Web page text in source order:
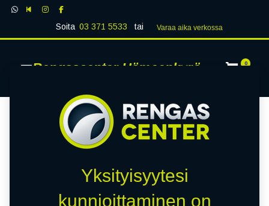
Soita 03 371 5533 tai Varaa aika verk​​​​ossa
Rengascenter Hämeenkyrö 0
Yksityisyytesi
kunnioittaminen on